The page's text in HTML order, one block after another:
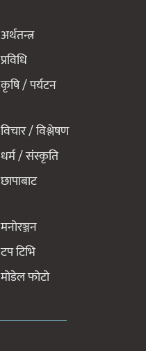
अर्थतन्त्र
प्रविधि
कृषि / पर्यटन
विचार / विश्लेषण
धर्म / संस्कृति
छापाबाट
मनोरञ्जन
टप टिभि
मोडेल फोटो